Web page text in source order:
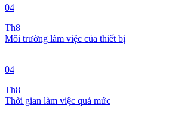
04
Th8
Môi trường làm việc của thiết bị
04
Th8
Thời gian làm việc quá mức